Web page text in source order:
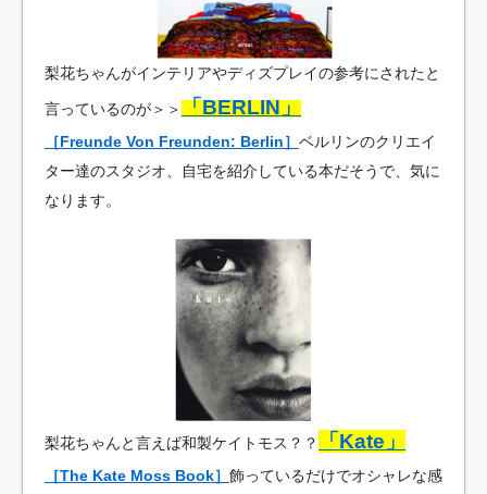
梨花ちゃんがインテリアやディズプレイの参考にされたと
言っているのが＞＞「BERLIN」
［Freunde Von Freunden: Berlin］ ベルリンのクリエイ
ター達のスタジオ、自宅を紹介している本だそうで、気に
なります。
梨花ちゃんと言えば和製ケイトモス？？ 「Kate」
［The Kate Moss Book］ 飾っているだけでオシャレな感